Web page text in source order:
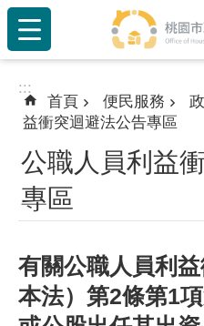
跳到主要內容區塊
:::
:::
首頁 便民服務
益衝突迴避法公告專區
公職人員利益
專區
有關公職人員利
本法）第2條第1